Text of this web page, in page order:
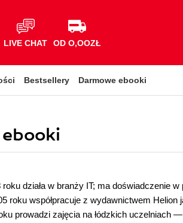
LIVE CHAT OD O,OOZŁ
Bestsellery Darmowe ebooki
roku działa w branży IT; ma doświadczenie
roku współpracuje z wydawnictwem Helion
prowadzi zajęcia na łódzkich uczelniach